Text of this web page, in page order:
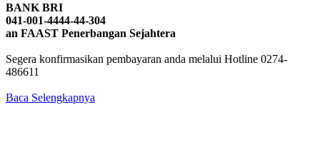
BANK BRI
041-001-4444-44-304
an FAAST Penerbangan Sejahtera
Segera konfirmasikan pembayaran anda melalui Hotline 0274-
486611
Baca Selengkapnya